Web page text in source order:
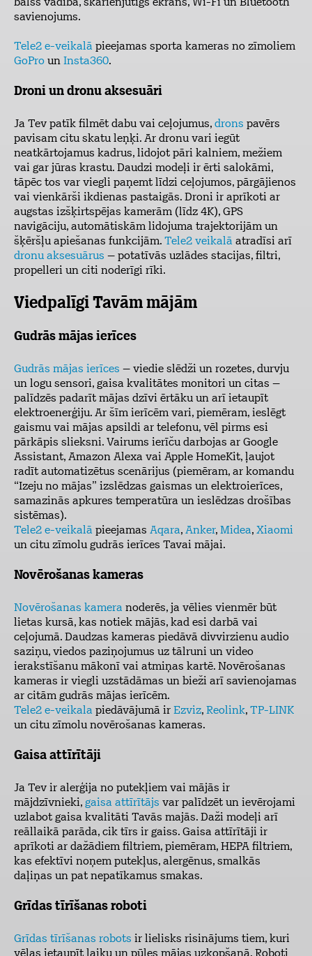
balss vadība, skārienjūtīgs ekrāns, Wi-Fi un Bluetooth
savienojums.
Tele2 e-veikalā pieejamas sporta kameras no zīmoliem
GoPro un Insta360.
Droni un dronu aksesuāri
Ja Tev patīk filmēt dabu vai ceļojumus, drons pavērs
pavisam citu skatu leņķi. Ar dronu vari iegūt
neatkārtojamus kadrus, lidojot pāri kalniem, mežiem
vai gar jūras krastu. Daudzi modeļi ir ērti salokāmi,
tāpēc tos var viegli paņemt līdzi ceļojumos, pārgājienos
vai vienkārši ikdienas pastaigās. Droni ir aprīkoti ar
augstas izšķirtspējas kamerām (līdz 4K), GPS
navigāciju, automātiskām lidojuma trajektorijām un
šķēršļu apiešanas funkcijām. Tele2 veikalā atradīsi arī
dronu aksesuārus – potatīvās uzlādes stacijas, filtri,
propelleri un citi noderīgi rīki.
Viedpalīgi Tavām mājām
Gudrās mājas ierīces
Gudrās mājas ierīces – viedie slēdži un rozetes, durvju
un logu sensori, gaisa kvalitātes monitori un citas –
palīdzēs padarīt mājas dzīvi ērtāku un arī ietaupīt
elektroenerģiju. Ar šīm ierīcēm vari, piemēram, ieslēgt
gaismu vai mājas apsildi ar telefonu, vēl pirms esi
pārkāpis slieksni. Vairums ierīču darbojas ar Google
Assistant, Amazon Alexa vai Apple HomeKit, ļaujot
radīt automatizētus scenārijus (piemēram, ar komandu
“Izeju no mājas” izslēdzas gaismas un elektroierīces,
samazinās apkures temperatūra un ieslēdzas drošības
sistēmas).
Tele2 e-veikalā pieejamas Aqara, Anker, Midea, Xiaomi
un citu zīmolu gudrās ierīces Tavai mājai.
Novērošanas kameras
Novērošanas kamera noderēs, ja vēlies vienmēr būt
lietas kursā, kas notiek mājās, kad esi darbā vai
ceļojumā. Daudzas kameras piedāvā divvirzienu audio
saziņu, viedos paziņojumus uz tālruni un video
ierakstīšanu mākonī vai atmiņas kartē. Novērošanas
kameras ir viegli uzstādāmas un bieži arī savienojamas
ar citām gudrās mājas ierīcēm.
Tele2 e-veikala piedāvājumā ir Ezviz, Reolink, TP-LINK
un citu zīmolu novērošanas kameras.
Gaisa attīrītāji
Ja Tev ir alerģija no putekļiem vai mājās ir
mājdzīvnieki, gaisa attīrītājs var palīdzēt un ievērojami
uzlabot gaisa kvalitāti Tavās majās. Daži modeļi arī
reāllaikā parāda, cik tīrs ir gaiss. Gaisa attīrītāji ir
aprīkoti ar dažādiem filtriem, piemēram, HEPA filtriem,
kas efektīvi noņem putekļus, alergēnus, smalkās
daļiņas un pat nepatīkamus smakas.
Grīdas tīrīšanas roboti
Grīdas tīrīšanas robots ir lielisks risinājums tiem, kuri